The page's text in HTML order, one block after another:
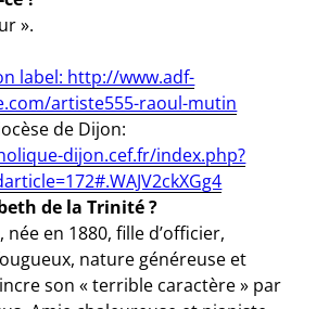
».
label: http://www.adf-
artiste555-raoul-mutin
de Dijon:
dijon.cef.fr/index.php?
de la Trinité ?
née en 1880, ﬁlle d’oﬃcier,
nature généreuse et
son « terrible caractère » par